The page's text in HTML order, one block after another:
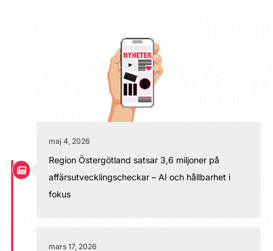
maj 4, 2026
Region Östergötland satsar 3,6 miljoner på
affärsutvecklingscheckar – AI och hållbarhet i
fokus
mars 17, 2026